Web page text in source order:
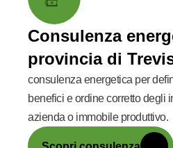
Consulenza
provincia di
consulenza energetica per
benefici e ordine corretto degli
azienda o immobile produttivo.